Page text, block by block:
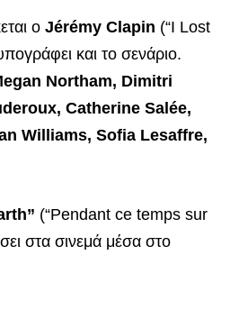
ο Jérémy Clapin (“I Lost
και το σενάριο.
Northam, Dimitri
Catherine Salée,
Williams, Sofia Lesaffre,
(“Pendant ce temps sur
στα σινεμά μέσα στο